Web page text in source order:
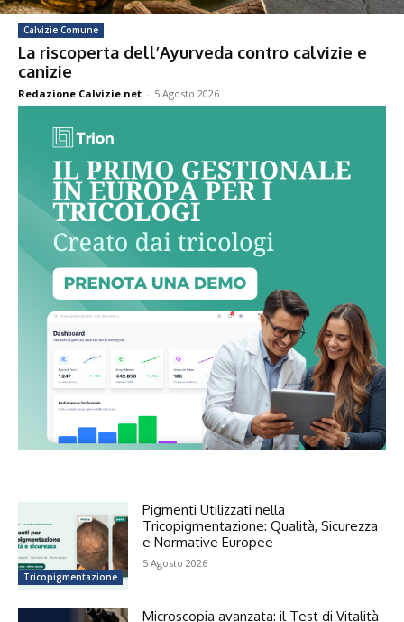
Calvizie Comune
La riscoperta dell’Ayurveda contro calvizie e
canizie
Redazione Calvizie.net - 5 Agosto 2026
Tricopigmentazione
Pigmenti Utilizzati nella
Tricopigmentazione: Qualità, Sicurezza
e Normative Europee
5 Agosto 2026
Microscopia avanzata: il Test di Vitalità